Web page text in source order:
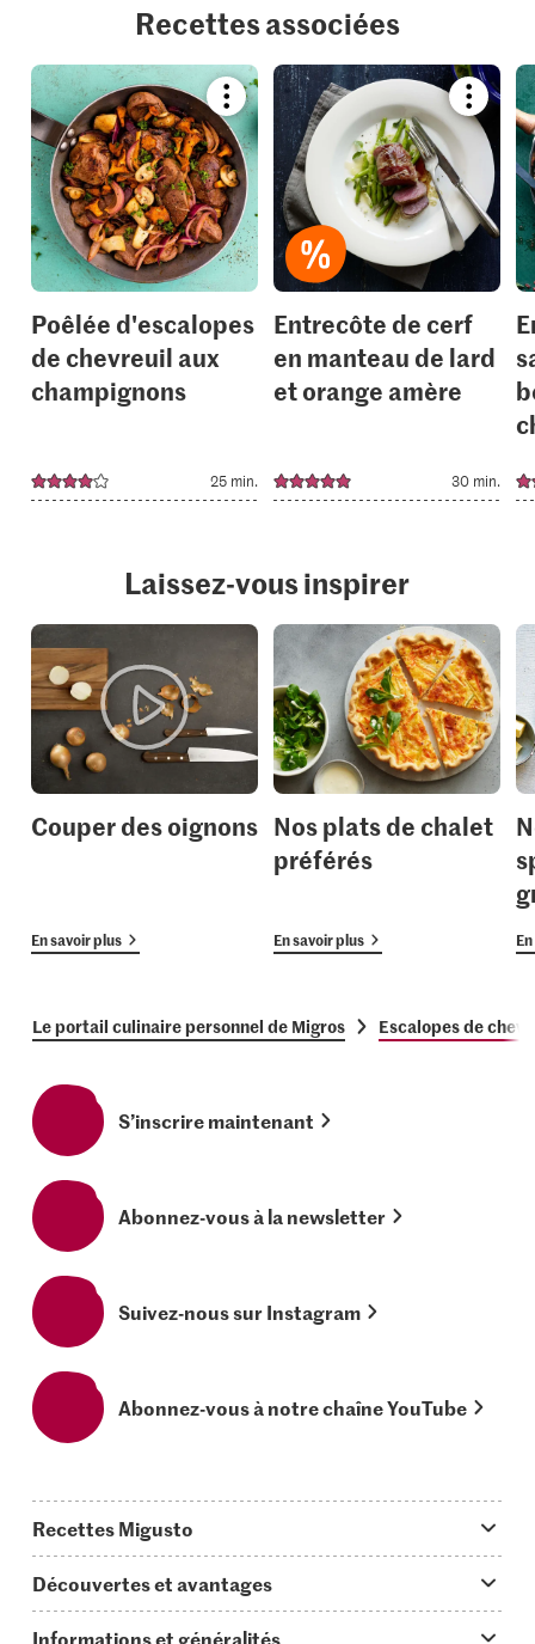
Recettes associées
Bookmark
recipe
or
add
it
to
your
collections.
Poêlée d'escalopes
de chevreuil aux
champignons
25 min.
recipe
add
to
your
Entrecôte de cerf
en manteau de lard
et orange amère
30 min.
Laissez-vous inspirer
Couper des oignons
En savoir plus
Nos plats de chalet
préférés
En savoir plus
Le portail culinaire personnel de Migros Escalopes de
S’inscrire maintenant
Abonnez-vous à la newsletter
Suivez-nous sur Instagram
Abonnez-vous à notre chaîne YouTube
Recettes Migusto
Idées de menus
Découvertes et avantages
Informations et généralités